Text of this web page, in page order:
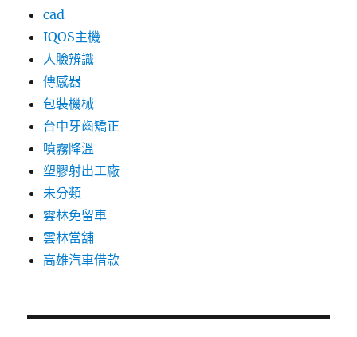
cad
IQOS主機
人臉辨識
傳感器
包裝機械
台中牙齒矯正
噴霧降溫
塑膠射出工廠
未分類
雲林免留車
雲林當舖
高雄汽車借款